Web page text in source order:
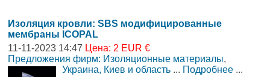
Изоляция кровли: SBS модифицированные
мембраны ICOPAL
11-11-2023 14:47 Цена: 2 EUR €
Предложения фирм: Изоляционные материалы,
Украина, Киев и область ... Подробнее ...